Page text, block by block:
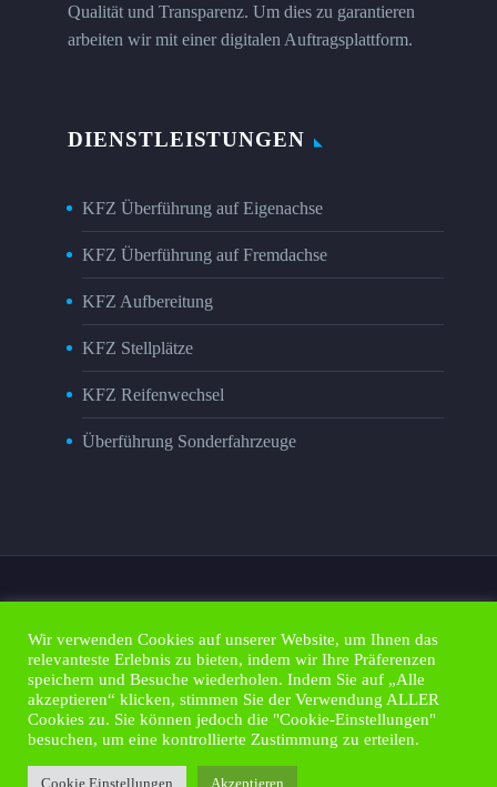
Qualität und Transparenz. Um dies zu garantieren
arbeiten wir mit einer digitalen Auftragsplattform.
DIENSTLEISTUNGEN
KFZ Überführung auf Eigenachse
KFZ Überführung auf Fremdachse
KFZ Aufbereitung
KFZ Stellplätze
KFZ Reifenwechsel
Überführung Sonderfahrzeuge
Impressum Kontakt
Datenschutz
Kunden Portal
Design by esa-it
2021 © Copyrights HFS GmbH
Wir verwenden Cookies auf unserer Website, um Ihnen das
relevanteste Erlebnis zu bieten, indem wir Ihre Präferenzen
speichern und Besuche wiederholen. Indem Sie auf „Alle
akzeptieren“ klicken, stimmen Sie der Verwendung ALLER
Cookies zu. Sie können jedoch die "Cookie-Einstellungen"
besuchen, um eine kontrollierte Zustimmung zu erteilen.
Cookie Einstellungen Akzeptieren